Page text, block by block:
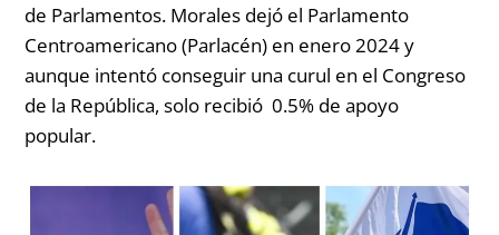
de Parlamentos. Morales dejó el Parlamento
Centroamericano (Parlacén) en enero 2024 y
aunque intentó conseguir una curul en el Congreso
de la República, solo recibió 0.5% de apoyo
popular.